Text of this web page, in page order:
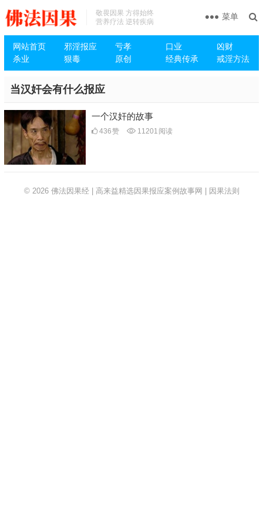
敬畏因果 方得始终
营养疗法 逆转疾病
网站首页 邪淫报应 亏孝 口业
凶财
杀业
狠毒 原创 经典传承 戒淫方法
菜单
当汉奸会有什么报应
一个汉奸的故事
436赞 11201 阅读
© 2026 佛法因果经 | 高来益精选因果报应案例故事网 | 因果法则